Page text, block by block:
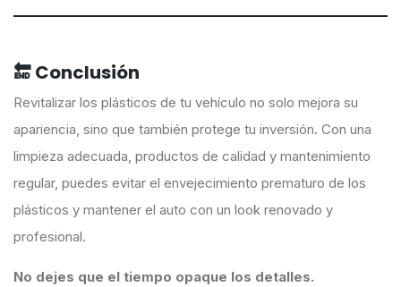
🔚 Conclusión
Revitalizar los plásticos de tu vehículo no solo mejora su
apariencia, sino que también protege tu inversión. Con una
limpieza adecuada, productos de calidad y mantenimiento
regular, puedes evitar el envejecimiento prematuro de los
plásticos y mantener el auto con un look renovado y
profesional.
No dejes que el tiempo opaque los detalles.